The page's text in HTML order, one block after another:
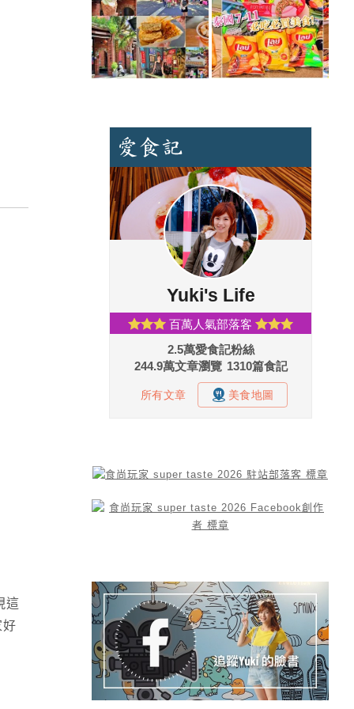
這
好